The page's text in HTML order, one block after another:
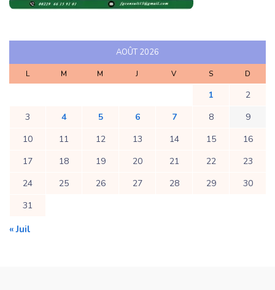
AOÛT 2026
L M M J V S D
1
2
3
4 5 6 7 8
9
10
11 12 13 14 15
16
17
18 19 20 21 22
23
24
25 26 27 28 29
30
31
« Juil